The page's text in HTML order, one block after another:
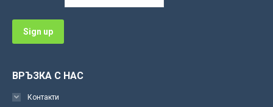
windowwindowwindow
ВРЪЗКА С НАС
Контакти